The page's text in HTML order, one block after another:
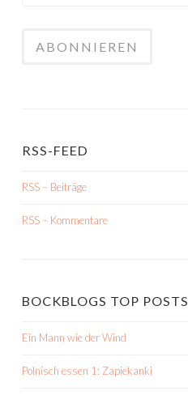
RSS-FEED
RSS – Beiträge
RSS – Kommentare
BOCKBLOGS TOP POSTS
Ein Mann wie der Wind
Polnisch essen 1: Zapiekanki